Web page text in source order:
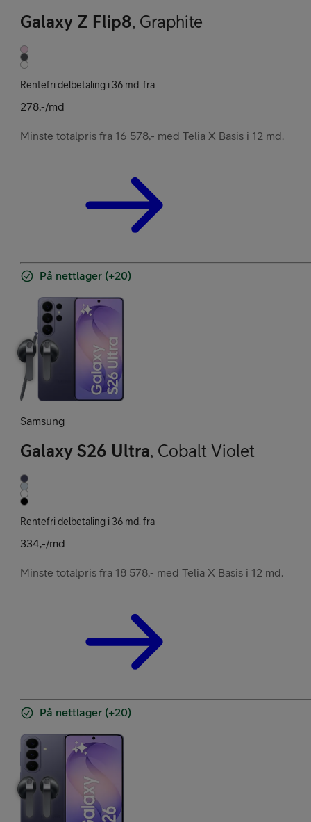
Galaxy Z Flip8, Graphite
Rentefri delbetaling i 36 md. fra
278,-/md
Minste totalpris fra 16 578,- med Telia X Basis i 12 md.
På nettlager (+20)
Samsung
Galaxy S26 Ultra, Cobalt Violet
Rentefri delbetaling i 36 md. fra
334,-/md
Minste totalpris fra 18 578,- med Telia X Basis i 12 md.
På nettlager (+20)